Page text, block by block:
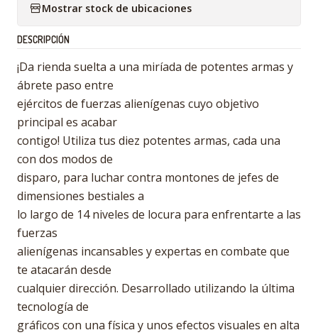
Mostrar stock de ubicaciones
DESCRIPCIÓN
¡Da rienda suelta a una miríada de potentes armas y
ábrete paso entre
ejércitos de fuerzas alienígenas cuyo objetivo
principal es acabar
contigo! Utiliza tus diez potentes armas, cada una
con dos modos de
disparo, para luchar contra montones de jefes de
dimensiones bestiales a
lo largo de 14 niveles de locura para enfrentarte a las
fuerzas
alienígenas incansables y expertas en combate que
te atacarán desde
cualquier dirección. Desarrollado utilizando la última
tecnología de
gráficos con una física y unos efectos visuales en alta